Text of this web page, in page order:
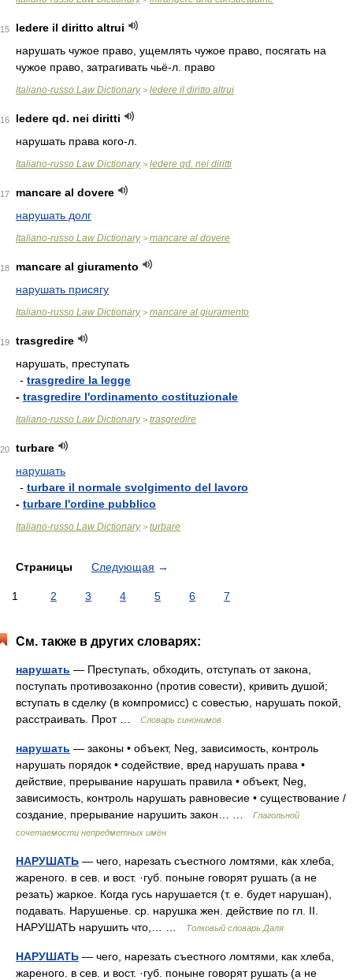
15
ledere il diritto altrui
нарушать чужое право, ущемлять чужое право, посягать на
чужое право, затрагивать чьё-л. право
Italiano-russo Law Dictionary> ledere il diritto altrui
16
ledere qd. nei diritti
нарушать права кого-л.
Italiano-russo Law Dictionary> ledere qd. nei diritti
17
mancare al dovere
нарушать долг
Italiano-russo Law Dictionary> mancare al dovere
18
mancare al giuramento
нарушать присягу
Italiano-russo Law Dictionary> mancare al giuramento
19
trasgredire
нарушать, преступать
- trasgredire la legge
- trasgredire l'ordinamento costituzionale
Italiano-russo Law Dictionary> trasgredire
20
turbare
нарушать
- turbare il normale svolgimento del lavoro
- turbare l'ordine pubblico
Italiano-russo Law Dictionary> turbare
Страницы Следующая →
1 2 3 4 5 6 7
См. также в других словарях:
нарушать — Преступать, обходить, отступать от закона,
поступать противозаконно (против совести), кривить душой;
вступать в сделку (в компромисс) с совестью, нарушать покой,
расстраивать. Прот …
Словарь синонимов
нарушать — законы • объект, Neg, зависимость, контроль
нарушать порядок • содействие, вред нарушать права •
действие, прерывание нарушать правила • объект, Neg,
зависимость, контроль нарушать равновесие • существование /
создание, прерывание нарушить закон… …
Глагольной
сочетаемости непредметных имён
НАРУШАТЬ — чего, нарезать съестного ломтями, как хлеба,
жареного. в сев. и вост. ·губ. поныне говорят рушать (а не
резать) жаркое. Когда гусь нарушается (т. е. будет нарушан),
подавать. Нарушенье. ср. нарушка жен. действие по гл. II.
НАРУШАТЬ нарушить что,… …
Толковый словарь Даля
НАРУШАТЬ — чего, нарезать съестного ломтями, как хлеба,
жареного. в сев. и вост. ·губ. поныне говорят рушать (а не